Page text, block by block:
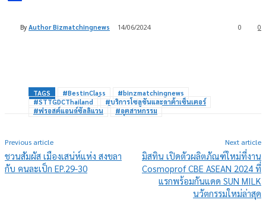
By Author Bizmatchingnews 14/06/2024 0
0
TAGS #BestinClass
#binzmatchingnews
#STTGDCThailand
#บริการโซลูชันและดาต้าเซ็นเตอร์
#ฟรอสต์แอนด์ซัลลิแวน
#อุตสาหกรรม
Previous article
ชวนสัมผัส เมืองเสน่ห์แห่ง สงขลา
กับ คนละเป็ก EP.29-30
Next article
มิสทิน เปิดตัวผลิตภัณฑ์ใหม่ที่งาน
Cosmoprof CBE ASEAN 2024 ที่
แรกพร้อมกันแดด SUN MILK
นวัตกรรมใหม่ล่าสุด